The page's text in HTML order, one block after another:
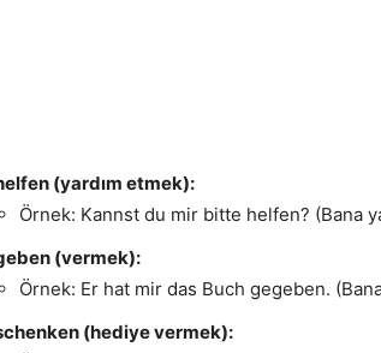
(yardım etmek):
Örnek: Kannst du mir bitte helfen? (Bana
(vermek):
Örnek: Er hat mir das Buch gegeben.
(hediye vermek):